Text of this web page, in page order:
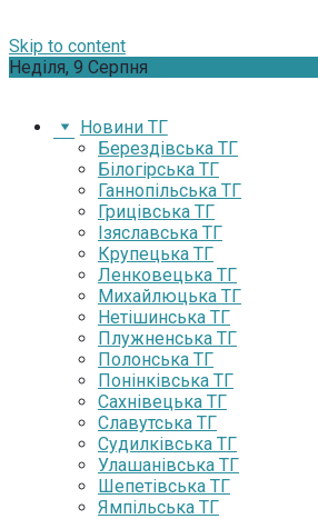
Skip to content
Неділя, 9 Серпня
Новини ТГ
Берездівська ТГ
Білогірська ТГ
Ганнопільська ТГ
Грицівська ТГ
Ізяславська ТГ
Крупецька ТГ
Ленковецька ТГ
Михайлюцька ТГ
Нетішинська ТГ
Плужненська ТГ
Полонська ТГ
Понінківська ТГ
Сахнівецька ТГ
Славутська ТГ
Судилківська ТГ
Улашанівська ТГ
Шепетівська ТГ
Ямпільська ТГ